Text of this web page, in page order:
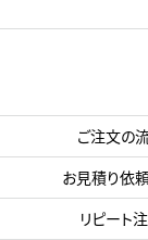
ご注文の
お見積り依
リピート